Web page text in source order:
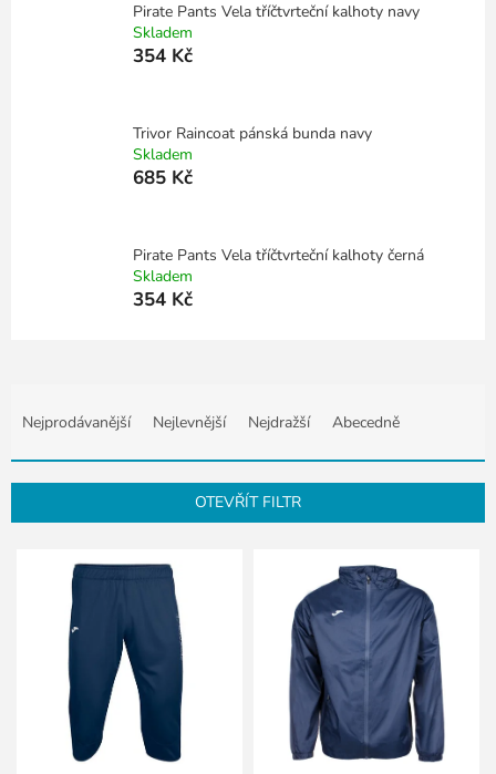
Pirate Pants Vela tříčtvrteční kalhoty navy
Skladem
354 Kč
Trivor Raincoat pánská bunda navy
Skladem
685 Kč
Pirate Pants Vela tříčtvrteční kalhoty černá
Skladem
354 Kč
e
n
í
Nejprodávanější Nejlevnější Nejdražší Abecedně
OTEVŘÍT FILTR